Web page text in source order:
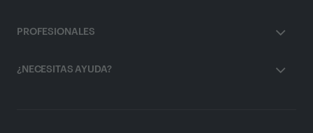
PROFESIONALES
¿NECESITAS AYUDA?